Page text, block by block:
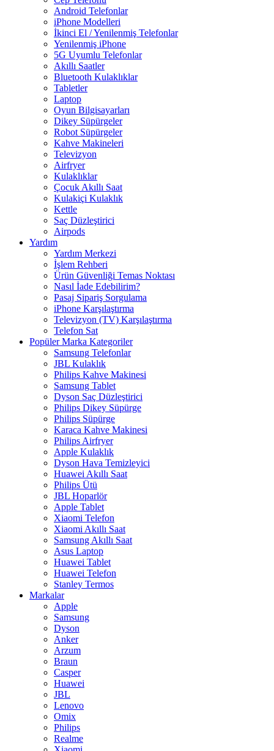
Android Telefonlar
iPhone Modelleri
İkinci El / Yenilenmiş Telefonlar
Yenilenmiş iPhone
5G Uyumlu Telefonlar
Akıllı Saatler
Bluetooth Kulaklıklar
Tabletler
Laptop
Oyun Bilgisayarları
Dikey Süpürgeler
Robot Süpürgeler
Kahve Makineleri
Televizyon
Airfryer
Kulaklıklar
Çocuk Akıllı Saat
Kulakiçi Kulaklık
Kettle
Saç Düzleştirici
Airpods
Yardım
Yardım Merkezi
İşlem Rehberi
Ürün Güvenliği Temas Noktası
Nasıl İade Edebilirim?
Pasaj Sipariş Sorgulama
iPhone Karşılaştırma
Televizyon (TV) Karşılaştırma
Telefon Sat
Popüler Marka Kategoriler
Samsung Telefonlar
JBL Kulaklık
Philips Kahve Makinesi
Samsung Tablet
Dyson Saç Düzleştirici
Philips Dikey Süpürge
Philips Süpürge
Karaca Kahve Makinesi
Philips Airfryer
Apple Kulaklık
Dyson Hava Temizleyici
Huawei Akıllı Saat
Philips Ütü
JBL Hoparlör
Apple Tablet
Xiaomi Telefon
Xiaomi Akıllı Saat
Samsung Akıllı Saat
Asus Laptop
Huawei Tablet
Huawei Telefon
Stanley Termos
Markalar
Apple
Samsung
Dyson
Anker
Arzum
Braun
Casper
Huawei
JBL
Lenovo
Omix
Philips
Realme